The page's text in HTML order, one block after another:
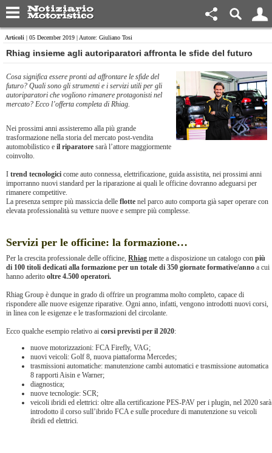
Articoli | 05 December 2019 | Autore: Giuliano Tosi
Rhiag insieme agli autoriparatori affronta le sfide del futuro
Cosa significa essere pronti ad affrontare le sfide del
futuro? Quali sono gli strumenti e i servizi utili per gli
autoriparatori che vogliono rimanere protagonisti nel
mercato? Ecco l’offerta completa di Rhiag.
Nei prossimi anni assisteremo alla più grande
trasformazione nella storia del mercato post-vendita
automobilistico e il riparatore sarà l’attore maggiormente
coinvolto.
I trend tecnologici come auto connessa, elettrificazione, guida assistita, nei prossimi anni
imporranno nuovi standard per la riparazione ai quali le officine dovranno adeguarsi per
rimanere competitive.
La presenza sempre più massiccia delle flotte nel parco auto comporta già saper operare con
elevata professionalità su vetture nuove e sempre più complesse.
Servizi per le officine: la formazione…
Per la crescita professionale delle officine, Rhiag mette a disposizione un catalogo con più
di 100 titoli dedicati alla formazione per un totale di 350 giornate formative/anno a cui
hanno aderito oltre 4.500 operatori.
Rhiag Group è dunque in grado di offrire un programma molto completo, capace di
rispondere alle nuove esigenze riparative. Ogni anno, infatti, vengono introdotti nuovi corsi,
in linea con le esigenze e le trasformazioni del circolante.
Ecco qualche esempio relativo ai corsi previsti per il 2020:
nuove motorizzazioni: FCA Firefly, VAG;
nuovi veicoli: Golf 8, nuova piattaforma Mercedes;
trasmissioni automatiche: manutenzione cambi automatici e trasmissione automatica
8 rapporti Aisin e Warner;
diagnostica;
nuove tecnologie: SCR;
veicoli ibridi ed elettrici: oltre alla certificazione PES-PAV per i plugin, nel 2020 sarà
introdotto il corso sull’ibrido FCA e sulle procedure di manutenzione su veicoli
ibridi ed elettrici.